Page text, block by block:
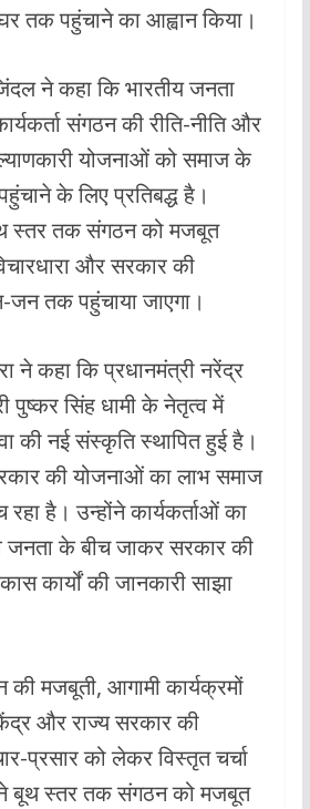
तक पहुंचाने का आह्वान किया।
ने कहा कि भारतीय जनता
संगठन की रीति-नीति और
योजनाओं को समाज के
के लिए प्रतिबद्ध है।
स्तर तक संगठन को मजबूत
और सरकार की
जन तक पहुंचाया जाएगा।
ने कहा कि प्रधानमंत्री नरेंद्र
पुष्कर सिंह धामी के नेतृत्व में
की नई संस्कृति स्थापित हुई है।
की योजनाओं का लाभ समाज
है। उन्होंने कार्यकर्ताओं का
जनता के बीच जाकर सरकार की
कार्यों की जानकारी साझा
की मजबूती, आगामी कार्यक्रमों
और राज्य सरकार की
प्रसार को लेकर विस्तृत चर्चा
बूथ स्तर तक संगठन को मजबूत